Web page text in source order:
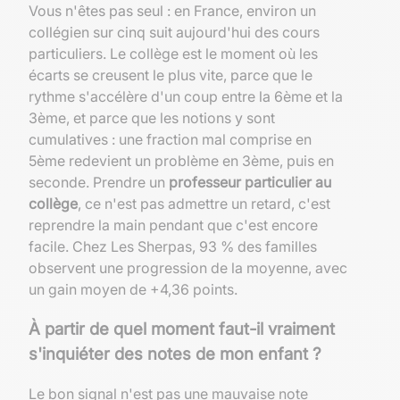
Vous n'êtes pas seul : en France, environ un
collégien sur cinq suit aujourd'hui des cours
particuliers. Le collège est le moment où les
écarts se creusent le plus vite, parce que le
rythme s'accélère d'un coup entre la 6ème et la
3ème, et parce que les notions y sont
cumulatives : une fraction mal comprise en
5ème redevient un problème en 3ème, puis en
seconde. Prendre un professeur particulier au
collège, ce n'est pas admettre un retard, c'est
reprendre la main pendant que c'est encore
facile. Chez Les Sherpas, 93 % des familles
observent une progression de la moyenne, avec
un gain moyen de +4,36 points.
À partir de quel moment faut-il vraiment
s'inquiéter des notes de mon enfant ?
Le bon signal n'est pas une mauvaise note